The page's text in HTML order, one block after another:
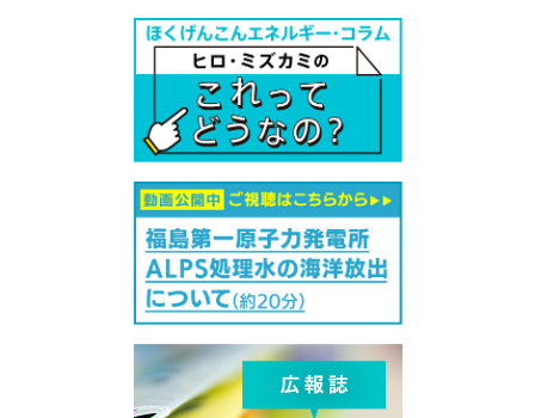
受付中のセミナー・講演会・見学会・イベント